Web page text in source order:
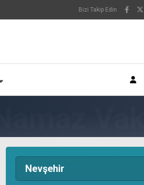
Bizi Takip Edin
Nevşehir